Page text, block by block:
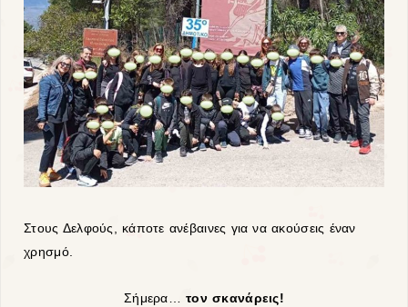
Στους Δελφούς, κάποτε ανέβαινες για να ακούσεις έναν
χρησμό.
Σήμερα…τον σκανάρεις!